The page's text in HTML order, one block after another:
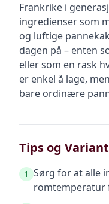
Frankrike i
ingredienser som
og luftige
dagen på – enten
eller som en rask
er enkel å lage,
bare ordinære
Tips og
1 Sørg for at alle
romtemperatur